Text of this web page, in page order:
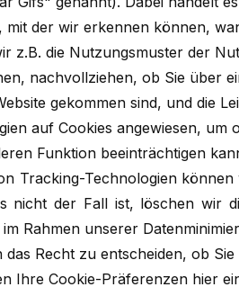
mit der wir erkennen können,
z.B. die Nutzungsmuster der
nachvollziehen, ob Sie über
gekommen sind, und die
auf Cookies angewiesen,
Funktion beeinträchtigen
Tracking-Technologien
nicht der Fall ist, löschen wir
Rahmen unserer
das Recht zu entscheiden, ob
Ihre Cookie-Präferenzen hier